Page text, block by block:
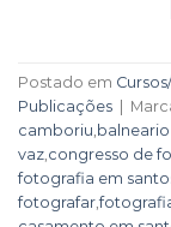
Postado em
Publicações
camboriu
vaz congresso de
fotografia em
fotografar,